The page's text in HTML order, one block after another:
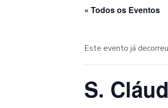
« Todos os Eventos
Este evento já
S.